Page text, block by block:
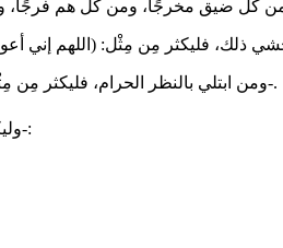
‏-ومن ابتلي بالنظر الحرام، فليكثر مِن مِثْل (رب اصرف عني السوء والفحشاء، واجعلني من عبادك المخلصين).
‏-وليكثر العبد من الأدعية الجامعة التي حثَّ عليها النبي ﷺ وأكثر منها، مثل: